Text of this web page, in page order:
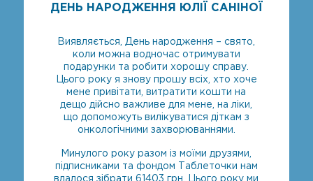
ДЕНЬ НАРОДЖЕННЯ ЮЛІЇ САНІНОЇ
Виявляється, День народження – свято,
коли можна водночас отримувати
подарунки та робити хорошу справу.
Цього року я знову прошу всіх, хто хоче
мене привітати, витратити кошти на
дещо дійсно важливе для мене, на ліки,
що допоможуть вилікуватися діткам з
онкологічними захворюваннями.
Минулого року разом із моїми друзями,
підписниками та фондом Таблеточки нам
вдалося зібрати 61403 грн. Цього року ми